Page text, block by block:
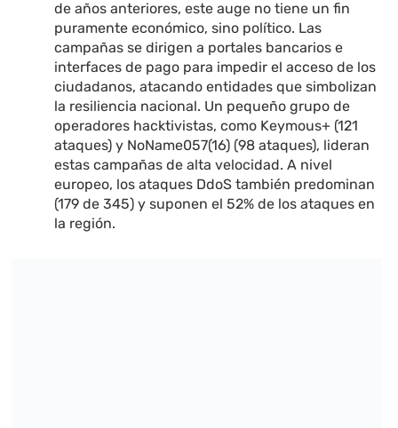
de años anteriores, este auge no tiene un fin
puramente económico, sino político. Las
campañas se dirigen a portales bancarios e
interfaces de pago para impedir el acceso de los
ciudadanos, atacando entidades que simbolizan
la resiliencia nacional. Un pequeño grupo de
operadores hacktivistas, como Keymous+ (121
ataques) y NoName057(16) (98 ataques), lideran
estas campañas de alta velocidad. A nivel
europeo, los ataques DdoS también predominan
(179 de 345) y suponen el 52% de los ataques en
la región.